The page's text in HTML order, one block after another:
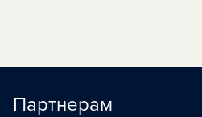
Партнерам